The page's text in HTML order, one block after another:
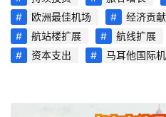
欧洲最佳机场
经济贡献
航站楼扩展
航线扩展
资本支出
马耳他国际